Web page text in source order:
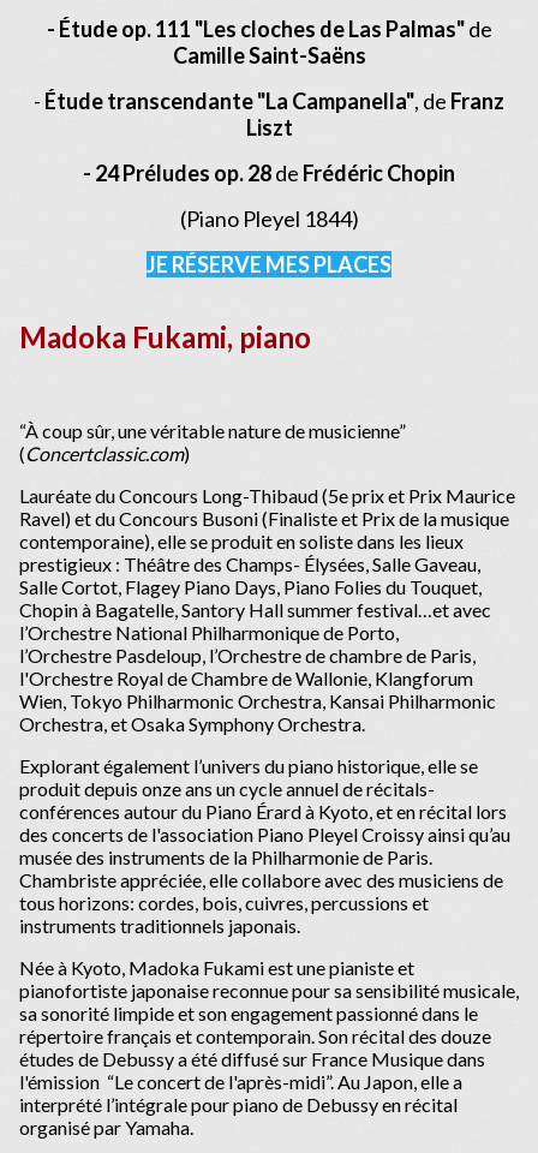
- Étude op. 111 "Les cloches de Las Palmas"de
Camille Saint-Saëns
- Étude transcendante "La Campanella", de Franz
Liszt
- 24 Préludes op. 28de Frédéric Chopin
(Piano Pleyel 1844)
JE RÉSERVE MES PLACES
Madoka Fukami, piano
“À coup sûr, une véritable nature de musicienne”
(Concertclassic.com)
Lauréate du Concours Long-Thibaud (5e prix et Prix Maurice
Ravel) et du Concours Busoni (Finaliste et Prix de la musique
contemporaine), elle se produit en soliste dans les lieux
prestigieux : Théâtre des Champs- Élysées, Salle Gaveau,
Salle Cortot, Flagey Piano Days, Piano Folies du Touquet,
Chopin à Bagatelle, Santory Hall summer festival…et avec
l’Orchestre National Philharmonique de Porto,
l’Orchestre Pasdeloup, l’Orchestre de chambre de Paris,
l'Orchestre Royal de Chambre de Wallonie, Klangforum
Wien, Tokyo Philharmonic Orchestra, Kansai Philharmonic
Orchestra, et Osaka Symphony Orchestra.
Explorant également l’univers du piano historique, elle se
produit depuis onze ans un cycle annuel de récitals-
conférences autour du Piano Érard à Kyoto, et en récital lors
des concerts de l'association Piano Pleyel Croissy ainsi qu’au
musée des instruments de la Philharmonie de Paris.
Chambriste appréciée, elle collabore avec des musiciens de
tous horizons: cordes, bois, cuivres, percussions et
instruments traditionnels japonais.
Née à Kyoto, Madoka Fukami est une pianiste et
pianofortiste japonaise reconnue pour sa sensibilité musicale,
sa sonorité limpide et son engagement passionné dans le
répertoire français et contemporain. Son récital des douze
études de Debussy a été diffusé sur France Musique dans
l'émission “Le concert de l'après-midi”. Au Japon, elle a
interprété l’intégrale pour piano de Debussy en récital
organisé par Yamaha.